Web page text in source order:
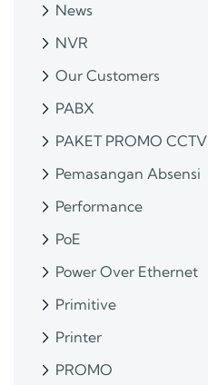
News
NVR
Our Customers
PABX
PAKET PROMO CCTV
Pemasangan Absensi
Performance
PoE
Power Over Ethernet
Primitive
Printer
PROMO